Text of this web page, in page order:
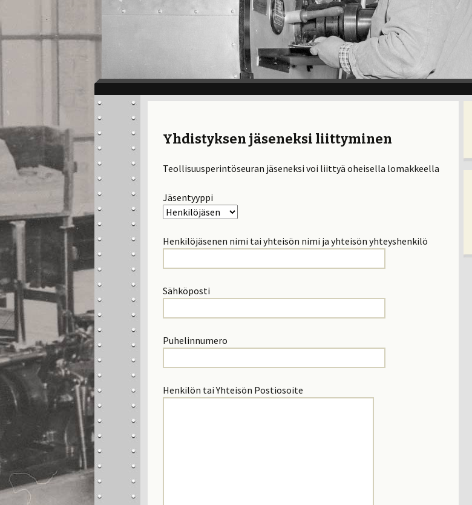
Yhdistyksen jäseneksi liittyminen
Teollisuusperintöseuran jäseneksi voi liittyä oheisella lomakkeella
Jäsentyyppi
Henkilöjäsenen nimi tai yhteisön nimi ja yhteisön yhteyshenkilö
Sähköposti
Puhelinnumero
Henkilön tai Yhteisön Postiosoite